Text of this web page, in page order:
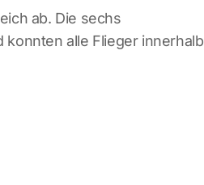
ab. Die sechs
alle Flieger innerhalb